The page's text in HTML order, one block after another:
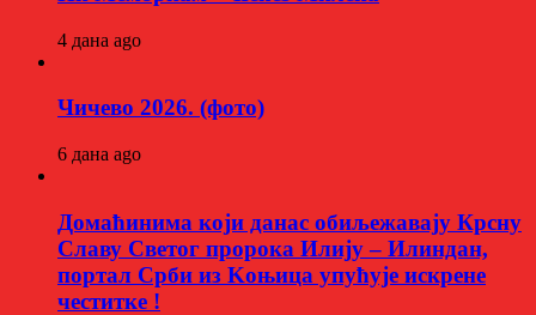
4 дана ago
Чичево 2026. (фото)
6 дана ago
Домаћинима који данас обиљежавају Крсну
Славу Светог пророка Илију – Илиндан,
портал Срби из Kоњица упућује искрене
честитке !